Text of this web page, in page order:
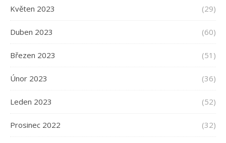
Květen 2023 (29)
Duben 2023 (60)
Březen 2023 (51)
Únor 2023 (36)
Leden 2023 (52)
Prosinec 2022 (32)